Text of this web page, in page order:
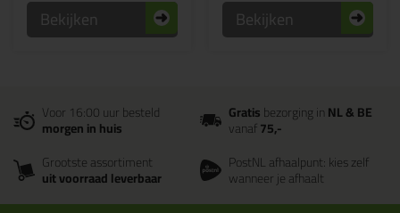
Bekijken Bekijken
Voor 16:00 uur besteld
morgen in huis
Gratisbezorging inNL & BE
vanaf75,-
Grootste assortiment
uit voorraad leverbaar
PostNL afhaalpunt: kies zelf
wanneer je afhaalt